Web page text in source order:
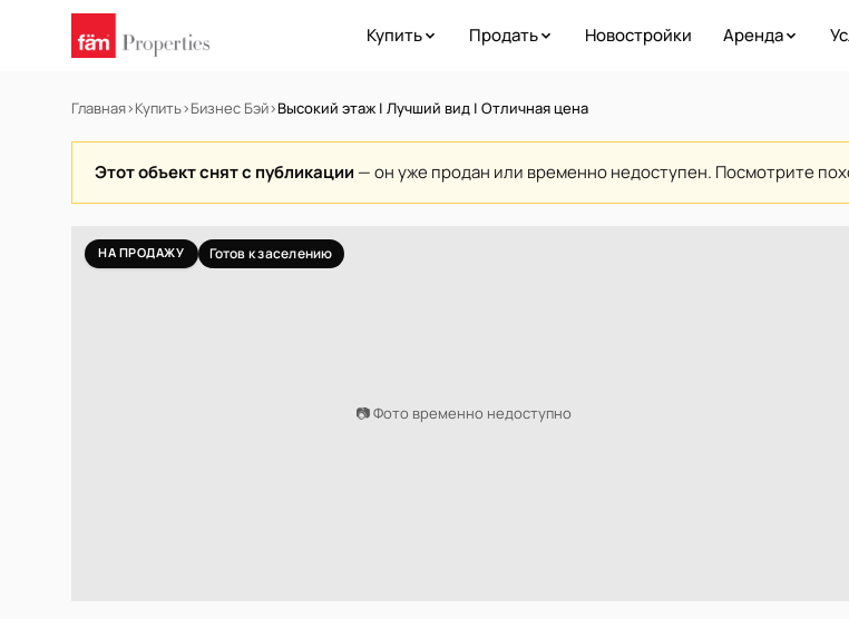
Купить Продать Новостройки Аренда
Главная›Купить›Бизнес Бэй›Высокий этаж | Лучший вид | Отличная цена
Этот объект снят с публикации — он уже продан или временно недоступен. Посмотрите
📷 Фото временно недоступно
НА ПРОДАЖУ Готов к заселению